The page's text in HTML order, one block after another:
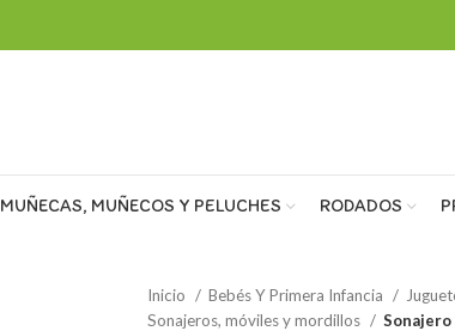
MUÑECAS, MUÑECOS Y PELUCHES RODADOS
Inicio Bebés Y Primera Infancia
Sonajeros, móviles y mordillos
Sonajero